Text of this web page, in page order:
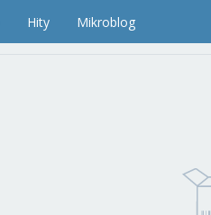
Hity Mikroblog